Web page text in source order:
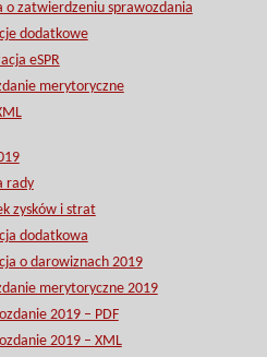
o zatwierdzeniu sprawozdania
dodatkowe
eSPR
merytoryczne
rady
zysków i strat
dodatkowa
o darowiznach 2019
merytoryczne 2019
2019 – PDF
2019 – XML